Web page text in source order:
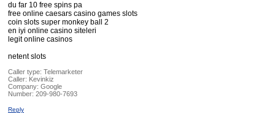
du far 10 free spins pa
free online caesars casino games slots
coin slots super monkey ball 2
en iyi online casino siteleri
legit online casinos
netent slots
Caller type: Telemarketer
Caller: Kevinkiz
Company: Google
Number: 209-980-7693
Reply